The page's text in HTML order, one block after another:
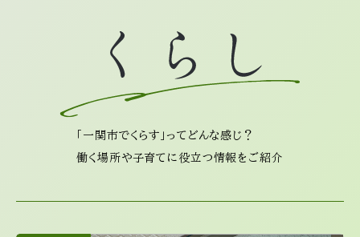
「一関市でくらす」ってどんな感じ？
働く場所や子育てに役立つ情報をご紹介